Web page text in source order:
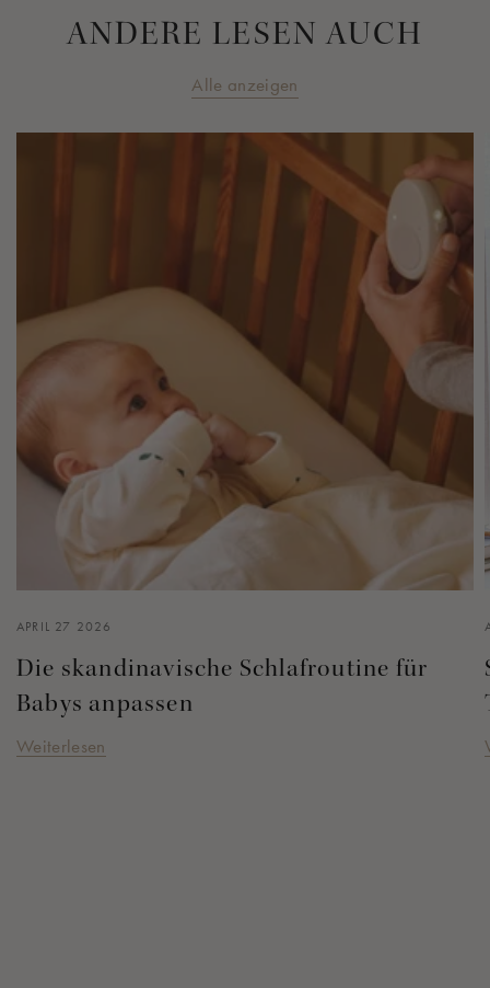
ANDERE LESEN AUCH
Alle anzeigen
APRIL 27 2026
Die skandinavische Schlafroutine für
Babys anpassen
Weiterlesen